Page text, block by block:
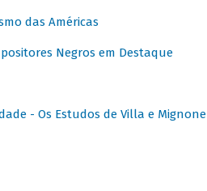
das Américas
Negros em Destaque
- Os Estudos de Villa e Mignone